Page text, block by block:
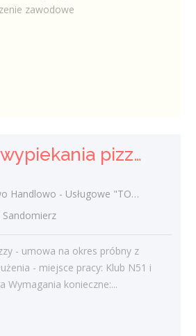
zawodowe
Osoba do wypiekania pizzy (k/m)
- Usługowe "TOMAX" Tomasz Winiarski
- umowa na okres próbny z
- miejsce pracy: Klub N51 i
Wymagania konieczne:...